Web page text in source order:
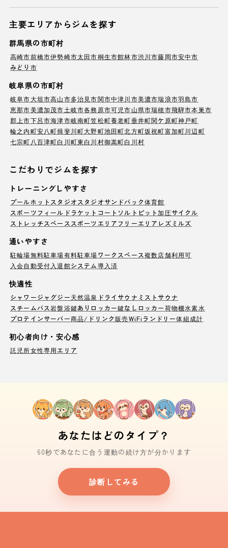
主要エリアからジムを探す
群馬県の市町村
高崎市前橋市伊勢崎市太田市桐生市館林市渋川市藤岡市安中市
みどり市
岐阜県の市町村
岐阜市大垣市高山市多治見市関市中津川市美濃市瑞浪市羽島市
恵那市美濃加茂市土岐市各務原市可児市山県市瑞穂市飛騨市本巣市
郡上市下呂市海津市岐南町笠松町養老町垂井町関ケ原町神戸町
輪之内町安八町揖斐川町大野町池田町北方町坂祝町富加町川辺町
七宗町 八百津町白川町東白川村御嵩町白川村
こだわりでジムを探す
トレーニングしやすさ
プールホットスタジオ スタジオサンドバック体育館
スポーツフィールド ラケットコート ソルトピット加圧サイクル
ストレッチスペース スポーツエリア フリーエリア レズミルズ
通いやすさ
駐輪場無料駐車場有料駐車場ワークスペース複数店舗利用可
入会自動受付 入退館システム導入済
快適性
シャワージャグジー天然温泉 ドライサウナ ミストサウナ
スチームバス岩盤浴鍵ありロッカー鍵なしロッカー荷物棚水素水
プロテインサーバー商品/ドリンク販売WiFi ランドリー体組成計
初心者向け・安心感
託児所女性専用エリア
あなたはどのタイプ？
60秒であなたに合う運動の続け方が分かります
診断してみる